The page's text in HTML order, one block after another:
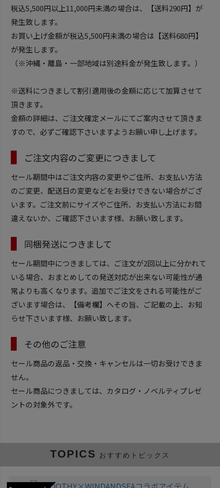
税込5,500円以上11,000円未満の場合は、【送料290円】が
発生致します。
お買い上げ金額が税込5,500円未満の場合は【送料680円】
が発生します。
（※沖縄・離島・一部地域は別途料金が発生致します。）
※送料につきまして割引適用後の金額に応じて加算させて
頂きます。
金額の詳細は、ご注文確定メールにてご案内させて頂きま
すので、必ずご確認下さいますようお願い申し上げます。
ご注文内容のご変更につきまして
セール期間中はご注文内容の変更やご住所、お支払い方法
のご変更、配送日の変更などをお受けできない場合がござ
います。ご注文前にサイズやご住所、お支払い方法にお間
違えないか、ご確認下さいます様、お願い致します。
同梱発送につきまして
セール期間中につきましては、ご注文が2回以上に分かれて
いる場合、おまとめしての発送対応が出来ない可能性が通
常よりも高くなります。追加でご注文をされる可能性がご
ざいます場合は、【備考欄】へその旨、ご記載の上、お知
らせ下さいます様、お願い致します。
その他のご注意
セール商品の返品・交換・キャンセルは一切お受けできま
せん。
セール商品につきましては、カタログ・ノベルティプレゼ
ントの対象外です。
TOPICS おすすめトピックス